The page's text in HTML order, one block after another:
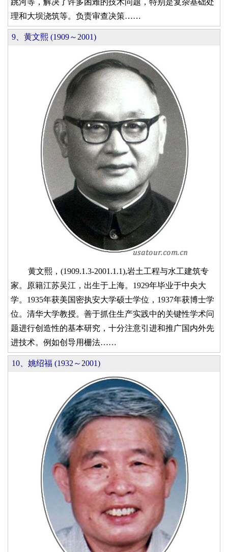
跳河等，解决了许多困难的技术问题，特别是复杂基础处
理和大坝浇筑等。负责审查决策……
9、黄文熙 (1909～2001)
黄文熙，(1909.1.3-2001.1.1),岩土工程与水工建筑专
家。原籍江苏吴江，出生于上海。1929年毕业于中央大
学。1935年获美国密执安大学硕士学位，1937年获博士学
位。清华大学教授。善于抓住生产实践中的关键性学术问
题进行创造性的基本研究，十分注意引进和推广国内外先
进技术。例如创导用栅法……
10、姚绍福 (1932～2001)